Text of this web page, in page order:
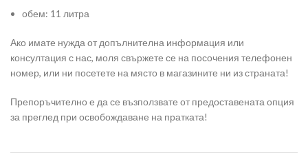
обем: 11 литра
Ако имате нужда от допълнителна информация или
консултация с нас, моля свържете се на посочения телефонен
номер, или ни посетете на място в магазините ни из страната!
Препоръчително е да се възползвате от предоставената опция
за преглед при освобождаване на пратката!